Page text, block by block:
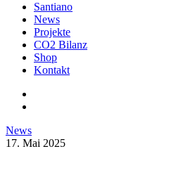
Santiano
News
Projekte
CO2 Bilanz
Shop
Kontakt
News
17. Mai 2025